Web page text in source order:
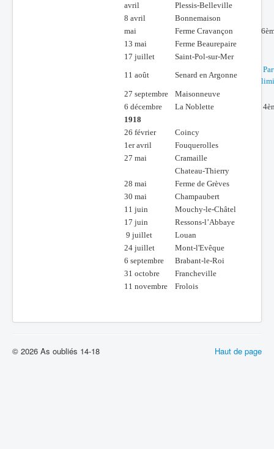
avril
Plessis-Belleville
8 avril
Bonnemaison
mai
Ferme Cravançon
13 mai
Ferme Beaurepaire
17 juillet
Saint-Pol-sur-Mer
11 août
Senard en Argonne
27 septembre
Maisonneuve
6 décembre
La Noblette
1918
26 février
Coincy
1er avril
Fouquerolles
27 mai
Cramaille
Chateau-Thierry
28 mai
Ferme de Grèves
30 mai
Champaubert
11 juin
Mouchy-le-Châtel
17 juin
Ressons-l’Abbaye
9 juillet
Louan
24 juillet
Mont-l'Evêque
6 septembre
Brabant-le-Roi
31 octobre
Francheville
11 novembre
Frolois
Haut de page
© 2026 As oubliés 14-18